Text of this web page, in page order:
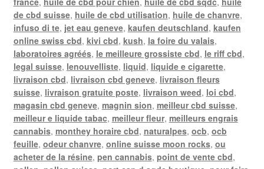
de cbd suisse, huile de cbd utilisation, huile de chanvre,
infuso di te, jet eau geneve, kaufen deutschland, kaufen
online swiss cbd, kivi cbd, kush, la foire du valais,
laboratoires agréés, le meilleure grossiste cbd, le riff cbd,
legal suisse, lenouvelliste, liquid, liquide e cigarette,
livraison cbd, livraison cbd geneve, livraison fleurs
suisse, livraison gratuite poste, livraison weed, loi cbd,
magasin cbd geneve, magnin sion, meilleur cbd suisse,
meilleur e liquide tabac, meilleur fleur, meilleurs engrais
cannabis, monthey horaire cbd, naturalpes, ocb, ocb
feuille, odeur chanvre, online suisse moon rocks, ou
acheter de la résine, pen cannabis, point de vente cbd,